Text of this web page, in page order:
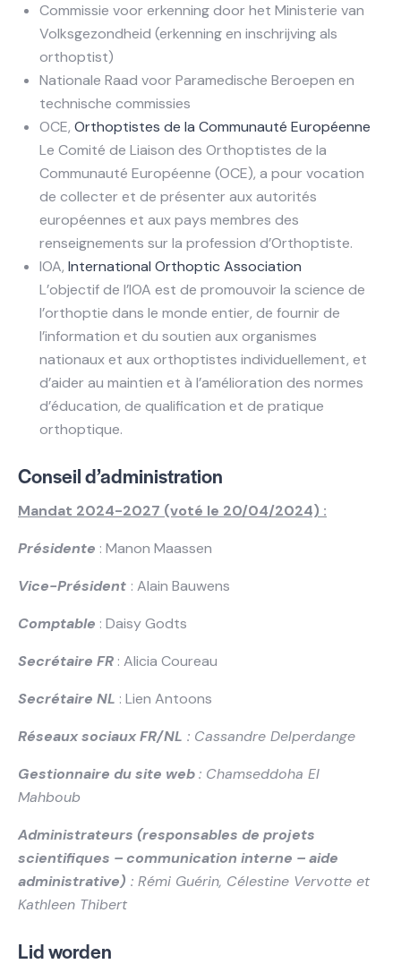
Commissie voor erkenning door het Ministerie van
Volksgezondheid (erkenning en inschrijving als
orthoptist)
Nationale Raad voor Paramedische Beroepen en
technische commissies
OCE, Orthoptistes de la Communauté Européenne
Le Comité de Liaison des Orthoptistes de la
Communauté Européenne (OCE), a pour vocation
de collecter et de présenter aux autorités
européennes et aux pays membres des
renseignements sur la profession d’Orthoptiste.
IOA, International Orthoptic Association
L’objectif de l’IOA est de promouvoir la science de
l’orthoptie dans le monde entier, de fournir de
l’information et du soutien aux organismes
nationaux et aux orthoptistes individuellement, et
d’aider au maintien et à l’amélioration des normes
d’éducation, de qualification et de pratique
orthoptique.
Conseil d’administration
Mandat 2024-2027 (voté le 20/04/2024) :
Présidente : Manon Maassen
Vice-Président : Alain Bauwens
Comptable : Daisy Godts
Secrétaire FR : Alicia Coureau
Secrétaire NL : Lien Antoons
Réseaux sociaux FR/NL : Cassandre Delperdange
Gestionnaire du site web: Chamseddoha El
Mahboub
Administrateurs (responsables de projets
scientifiques – communication interne – aide
administrative) : Rémi Guérin, Célestine Vervotte et
Kathleen Thibert
Lid worden